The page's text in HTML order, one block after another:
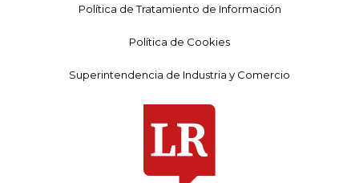
Política de Tratamiento de Información
Política de Cookies
Superintendencia de Industria y Comercio